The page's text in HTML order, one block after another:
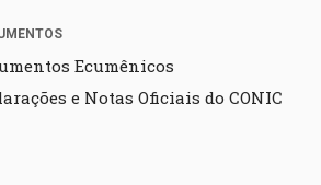
Ecumênicos
e Notas Oficiais do CONIC